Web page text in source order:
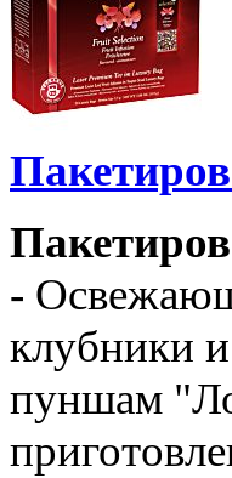
-
клубники
пуншам